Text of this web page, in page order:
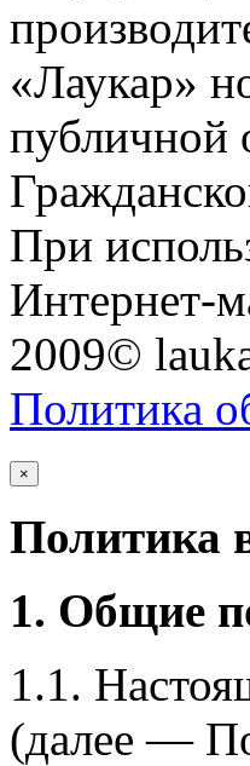
«Лаукар»
публичной
При
Интернет-
2009©
Политика
×
Политика
1. Общие
1.1.
(далее —